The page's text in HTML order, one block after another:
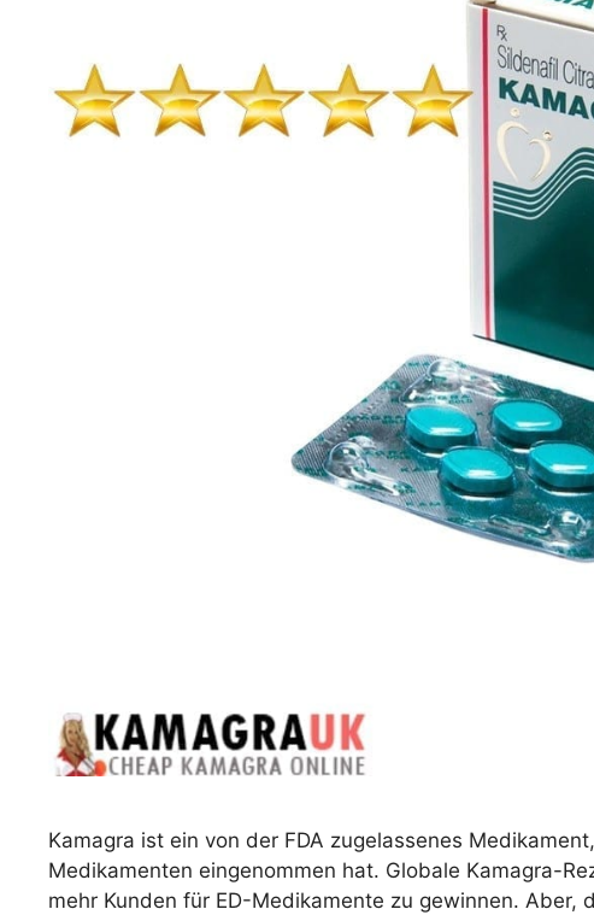
Kamagra ist ein von der FDA zugelassenes
Medikamenten eingenommen hat. Globale Kamagra-
mehr Kunden für ED-Medikamente zu gewinnen.